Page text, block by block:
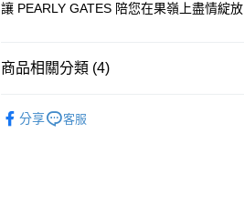
帳／街口支付／iPASS MONEY」等通路繳費。
1.本服務係由「台灣大哥大股份有限公司」（以
用戶於交易時，得透過本服務購買商品或服務，
資料（包含姓名、電話或地址）提供予台灣大哥
２．訂單成立數日內，您將收到繳費通知簡訊。
※ 請注意：結帳手續完成當下不需立刻繳費，
絡購買商品的店家。未經商家同意取消之訂單仍
※ 交易是否成功請以「AFTEE先享後付 」之結
是否繳費成功／繳費後需取消欲退款等相關疑問
付款後全家取貨
萊爾富取貨付款
付款後萊爾富取貨
讓 PEARLY GATES 陪您在果嶺上盡情綻放
商品相關分類 (4)
分享 客服